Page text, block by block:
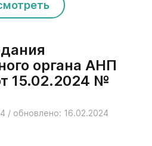
органа АНП
15.02.2024 №
/ обновлено: 16.02.2024